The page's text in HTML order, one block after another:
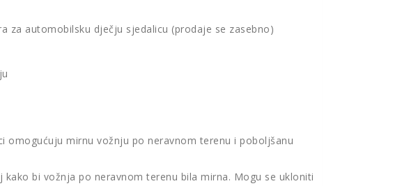
za automobilsku dječju sjedalicu (prodaje se zasebno)
omogućuju mirnu vožnju po neravnom terenu i poboljšanu
bi vožnja po neravnom terenu bila mirna. Mogu se ukloniti